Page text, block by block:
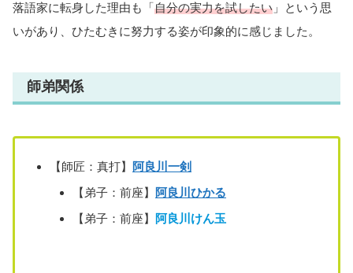
落語家に転身した理由も「自分の実力を試したい 」という思
いがあり、ひたむきに努力する姿が印象的に感じました。
師弟関係
【師匠：真打】
阿良川一剣
【弟子：前座】
阿良川ひかる
【弟子：前座】
阿良川けん玉